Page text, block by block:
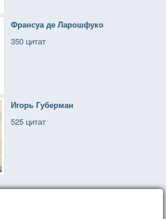
Франсуа де Ларошфуко
350 цитат
Игорь Губерман
525 цитат